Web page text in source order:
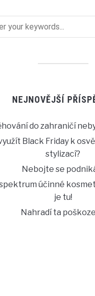
NEJNOVĚJŠÍ
do zahraničí
Black Friday k
stylizací?
Nebojte se
účinné
je tu!
Nahradí ta